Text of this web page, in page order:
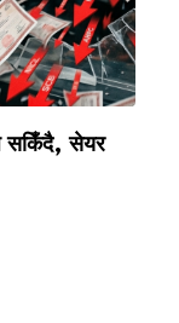
सकिँदै, सेयर